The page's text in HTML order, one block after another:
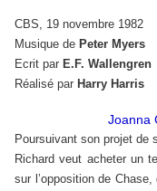
CBS, 19 novembre 1982
Musique de Peter Myers
Ecrit par E.F. Wallengren
Réalisé par Harry Harris
Joanna
Poursuivant son projet de
Richard veut acheter un
sur l’opposition de